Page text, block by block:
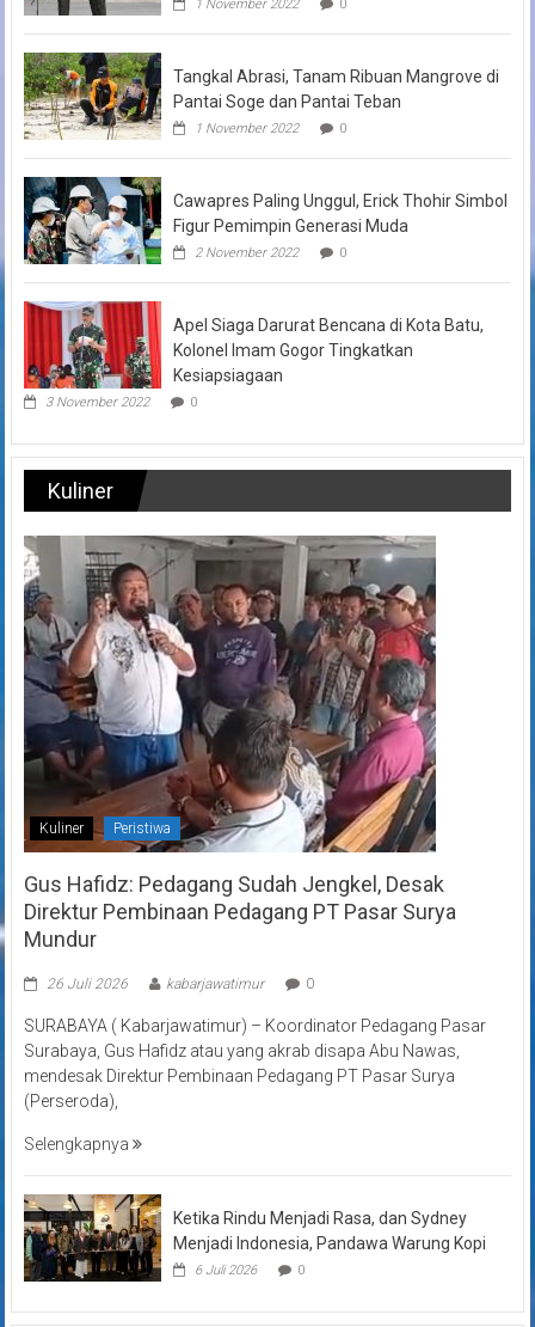
1 November 2022 0
Tangkal Abrasi, Tanam Ribuan Mangrove di
Pantai Soge dan Pantai Teban
1 November 2022 0
Cawapres Paling Unggul, Erick Thohir Simbol
Figur Pemimpin Generasi Muda
2 November 2022 0
Apel Siaga Darurat Bencana di Kota Batu,
Kolonel Imam Gogor Tingkatkan
Kesiapsiagaan
3 November 2022 0
Kuliner
Kuliner Peristiwa
Gus Hafidz: Pedagang Sudah Jengkel, Desak
Direktur Pembinaan Pedagang PT Pasar Surya
Mundur
26 Juli 2026 kabarjawatimur 0
SURABAYA ( Kabarjawatimur) – Koordinator Pedagang Pasar
Surabaya, Gus Hafidz atau yang akrab disapa Abu Nawas,
mendesak Direktur Pembinaan Pedagang PT Pasar Surya
(Perseroda),
Selengkapnya
Ketika Rindu Menjadi Rasa, dan Sydney
Menjadi Indonesia, Pandawa Warung Kopi
6 Juli 2026 0